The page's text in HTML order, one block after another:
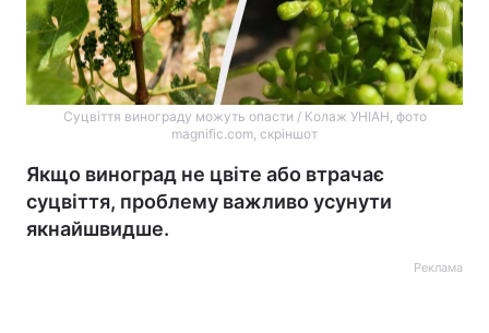
Суцвіття винограду можуть опасти / Колаж УНІАН, фото
magnific.com, скріншот
Якщо виноград не цвіте або втрачає
суцвіття, проблему важливо усунути
якнайшвидше.
Реклама